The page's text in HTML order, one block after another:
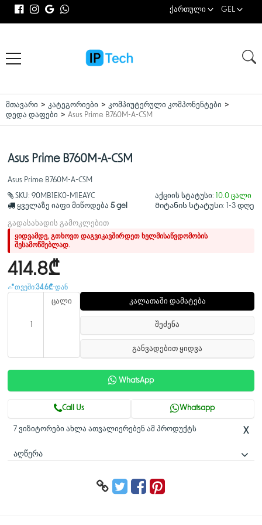
ქართული GEL
მთავარი კატეგორიები
კომპიუტერული კომპონენტები
დედა დაფები
Asus Prime B760M-A-CSM
Asus Prime B760M-A-CSM
Asus Prime B760M-A-CSM
SKU: 90MB1EK0-M1EAYC
ყველაზე იაფი მიწოდება 5 gel
აქციის სტატუსი:
10.0 ცალი
Მიტანის სტატუსი:
1-3 დღე
გადასახადის გამოკლებით
ყიდვამდე, გთხოვთ დაგვიკავშირდეთ ხელმისაწვდომობის
შესამოწმებლად.
414.8₾
თვეში:34.6₾-დან
ცალი კალათაში დამატება
შეძენა
განვადებით ყიდვა
WhatsApp
Call Us Whatsapp
X
7 ვიზიტორები ახლა ათვალიერებენ ამ პროდუქტს
ᲐᲦᲬᲔᲠᲐ